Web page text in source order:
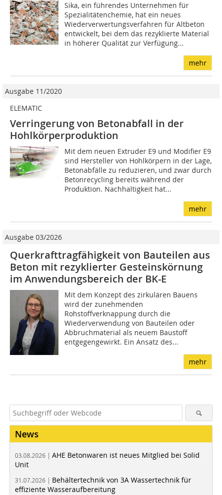
Sika, ein führendes Unternehmen für
Spezialitätenchemie, hat ein neues
Wiederverwertungsverfahren für Altbeton
entwickelt, bei dem das rezyklierte Material
in höherer Qualität zur Verfügung...
mehr
Ausgabe 11/2020
ELEMATIC
Verringerung von Betonabfall in der
Hohlkörperproduktion
Mit dem neuen Extruder E9 und Modifier E9
sind Hersteller von Hohlkörpern in der Lage,
Betonabfälle zu reduzieren, und zwar durch
Betonrecycling bereits während der
Produktion. Nachhaltigkeit hat...
mehr
Ausgabe 03/2026
Querkrafttragfähigkeit von Bauteilen aus
Beton mit rezyklierter Gesteinskörnung
im Anwendungsbereich der BK-E
Mit dem Konzept des zirkulären Bauens
wird der zunehmenden
Rohstoffverknappung durch die
Wiederverwendung von Bauteilen oder
Abbruchmaterial als neuem Baustoff
entgegengewirkt. Ein Ansatz des...
mehr
News
03.08.2026 | AHE Betonwaren ist neues Mitglied bei Solid
Unit
31.07.2026 | Behältertechnik von 3A Wassertechnik für
effiziente Wasseraufbereitung